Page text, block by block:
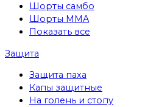
Шорты самбо
Шорты MMA
Показать все
Защита
Защита паха
Капы защитные
На голень и стопу